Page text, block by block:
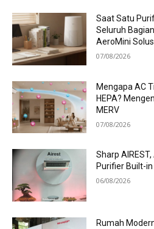
Saat Satu
Seluruh
AeroMini
07/08/2026
Mengapa AC
HEPA?
MERV
07/08/2026
Sharp
Purifier Built-
06/08/2026
Rumah